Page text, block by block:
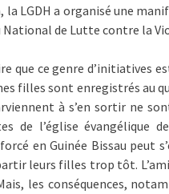
LGDH a organisé une
National de Lutte contre la
que ce genre d’initiatives
filles sont enregistrés au
à s’en sortir ne
de l’église évangélique
en Guinée Bissau peut
leurs filles trop tôt.
les conséquences,